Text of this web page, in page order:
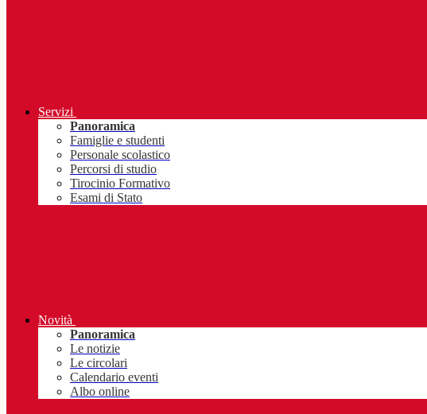
Servizi
Panoramica
Famiglie e studenti
Personale scolastico
Percorsi di studio
Tirocinio Formativo
Esami di Stato
Novità
Panoramica
Le notizie
Le circolari
Calendario eventi
Albo online